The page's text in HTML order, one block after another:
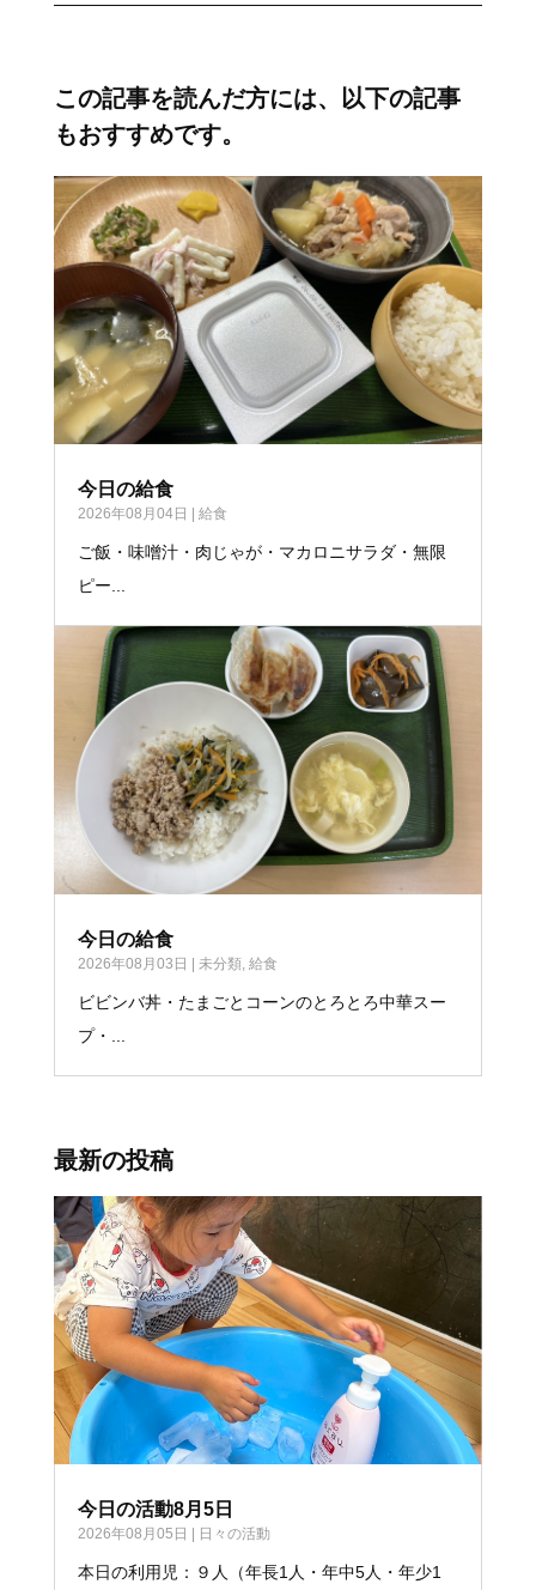
この記事を読んだ方には、以下の記事
もおすすめです。
今日の給食
2026年08月04日 | 給食
ご飯・味噌汁・肉じゃが・マカロニサラダ・無限
ピー...
今日の給食
2026年08月03日 | 未分類, 給食
ビビンバ丼・たまごとコーンのとろとろ中華スー
プ・...
最新の投稿
今日の活動8月5日
2026年08月05日 | 日々の活動
本日の利用児：９人（年長1人・年中5人・年少1